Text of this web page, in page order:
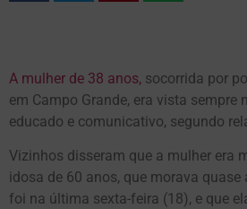
A mulher de 38 anos, socorrida por
em Campo Grande, era vista
educado e comunicativo, segundo
Vizinhos disseram que a mulher era
idosa de 60 anos, que morava
foi na última sexta-feira (18), e que